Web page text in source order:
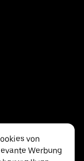
von
Werbung